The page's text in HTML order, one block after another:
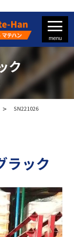
ク
SN221026
ラック